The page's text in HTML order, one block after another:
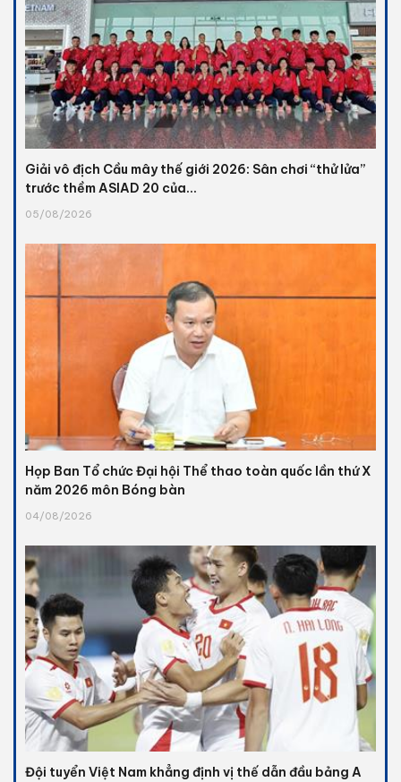
Giải vô địch Cầu mây thế giới 2026: Sân chơi “thử lửa”
trước thềm ASIAD 20 của...
05/08/2026
Họp Ban Tổ chức Đại hội Thể thao toàn quốc lần thứ X
năm 2026 môn Bóng bàn
04/08/2026
Đội tuyển Việt Nam khẳng định vị thế dẫn đầu bảng A